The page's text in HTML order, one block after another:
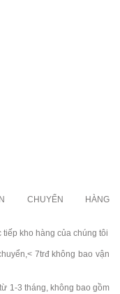
CHUYỂN HÀNG
kho hàng của chúng tôi
7trđ không bao vận
3 tháng, không bao gồm